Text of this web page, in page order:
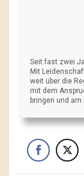
Seit fast zwei
Mit
weit über die
mit dem
bringen und